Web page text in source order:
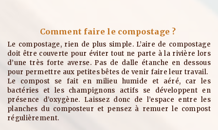
Comment faire le compostage ?
Le compostage, rien de plus simple. L’aire de compostage
doit être couverte pour éviter tout ne parte à la rivière lors
d’une très forte averse. Pas de dalle étanche en dessous
pour permettre aux petites bêtes de venir faire leur travail.
Le compost se fait en milieu humide et aéré, car les
bactéries et les champignons actifs se développent en
présence d’oxygène. Laissez donc de l’espace entre les
planches du composteur et pensez à remuer le compost
régulièrement.